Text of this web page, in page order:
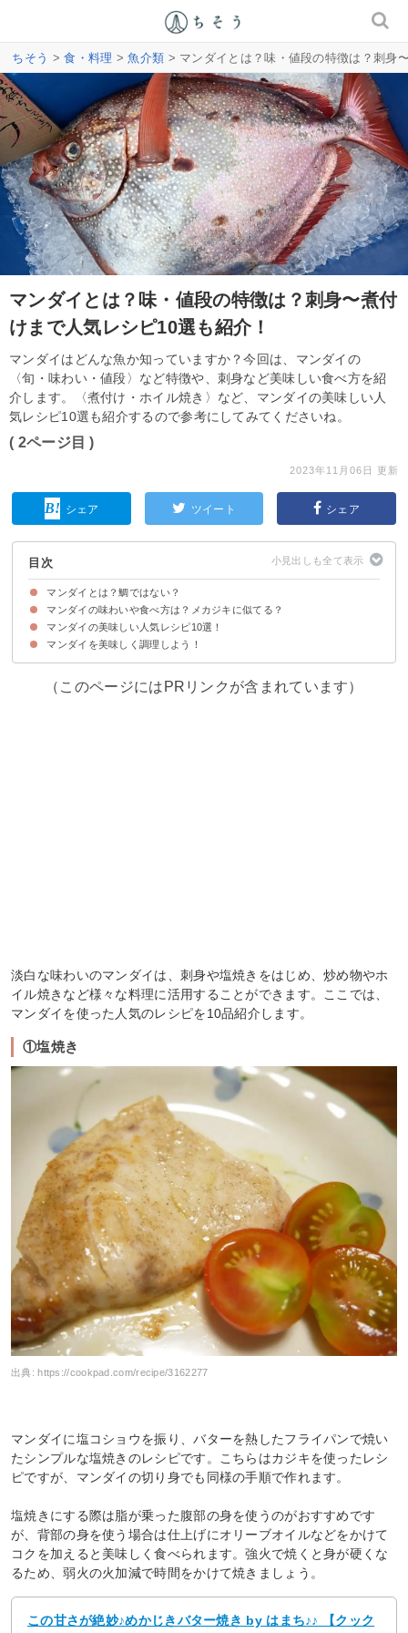
ちそう >食・料理 >魚介類 > マンダイとは？味・値段の特徴は？刺身
マンダイとは？味・値段の特徴は？刺身〜煮付
けまで人気レシピ10選も紹介！
マンダイはどんな魚か知っていますか？今回は、マンダイの
〈旬・味わい・値段〉など特徴や、刺身など美味しい食べ方を紹
介します。〈煮付け・ホイル焼き〉など、マンダイの美味しい人
気レシピ10選も紹介するので参考にしてみてくださいね。
( 2ページ目 )
2023年11月06日 更新
シェア ツイート シェア
目次
マンダイとは？鯛ではない？
マンダイの名前の由来と別名
マンダイの生態・見た目・値段など特徴
マンダイの旬の時期と栄養価
マンダイの味わいや食べ方は？メカジキに似てる？
マンダイの味わいはマグロやメカジキに似ている！
マンダイの食べ方は刺身〜煮付けまで様々
マンダイの美味しい人気レシピ10選！
①塩焼き
②切り身で作る炒め物
③ホイル焼き
④フライ
⑤ムニエル
⑥煮付け
⑦たらこマヨネーズ焼き
⑧竜田揚げ
⑨照り焼き
➉ステーキ
マンダイを美味しく調理しよう！
（このページにはPRリンクが含まれています）
淡白な味わいのマンダイは、刺身や塩焼きをはじめ、炒め物やホ
イル焼きなど様々な料理に活用することができます。ここでは、
マンダイを使った人気のレシピを10品紹介します。
①塩焼き
出典:https://cookpad.com/recipe/3162277
マンダイに塩コショウを振り、バターを熱したフライパンで焼い
たシンプルな塩焼きのレシピです。こちらはカジキを使ったレシ
ピですが、マンダイの切り身でも同様の手順で作れます。
塩焼きにする際は脂が乗った腹部の身を使うのがおすすめです
が、背部の身を使う場合は仕上げにオリーブオイルなどをかけて
コクを加えると美味しく食べられます。強火で焼くと身が硬くな
るため、弱火の火加減で時間をかけて焼きましょう。
この甘さが絶妙♪めかじきバター焼き by はまち♪♪ 【クック